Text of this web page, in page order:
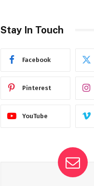
Stay In Touch
Facebook
Pinterest
YouTube